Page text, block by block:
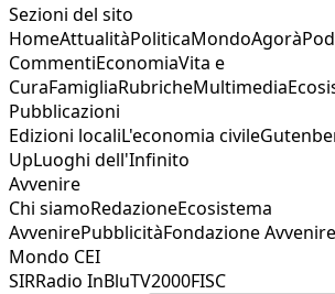
Sezioni del sito
HomeAttualitàPoliticaMondoAgorà
CommentiEconomiaVita e
CuraFamigliaRubricheMultimedia
Pubblicazioni
Edizioni localiL'economia civile
UpLuoghi dell'Infinito
Avvenire
Chi siamoRedazioneEcosistema
AvvenirePubblicitàFondazione Avvenire
Mondo CEI
SIRRadio InBluTV2000FISC